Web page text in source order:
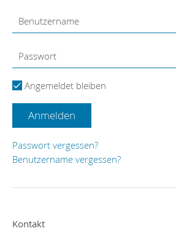
Angemeldet bleiben
Anmelden
Passwort vergessen?
Benutzername vergessen?
Kontakt